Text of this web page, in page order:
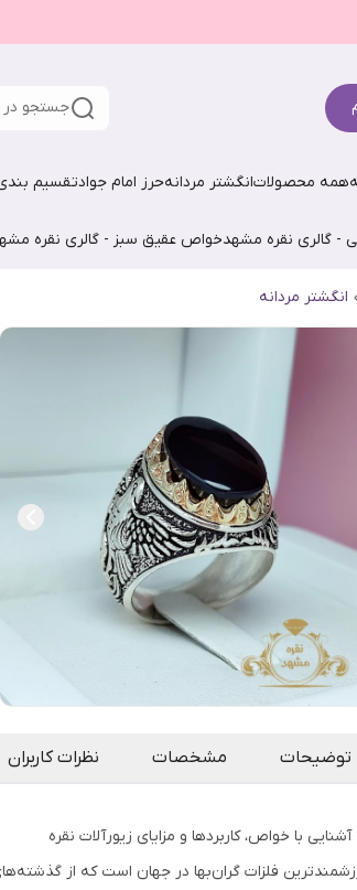
جستجو
همه محصولاتانگشتر مردانهحرز امام جوادتقسیم
گالری نقره مشهدخواص عقیق سبز - گالری نقره
انگشتر مردانه
توضیحات مشخصات نظرات کاربران
با خواص، کاربردها و مزایای زیورآلات نقره
فلزات گران‌بها در جهان است که از